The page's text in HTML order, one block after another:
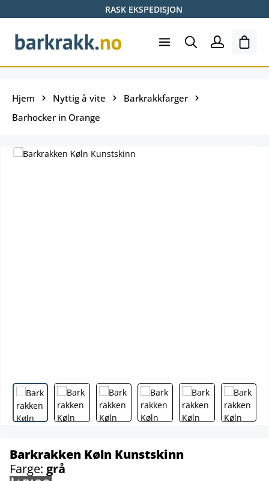
RASK EKSPEDISJON
Hjem Nyttig å vite
Barkrakkfarger
Barhocker in Orange
Barkrakken Køln Kunstskinn
Farge: grå